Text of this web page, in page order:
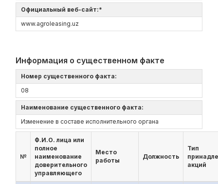
Официальный веб-сайт:*
www.agroleasing.uz
Информация о существенном факте
Номер существенного факта:
08
Наименование существенного факта:
Изменение в составе исполнительного органа
№
Ф.И.О. лица или
полное
наименование
доверительного
управляющего
Место
работы
Должность
Тип
акций